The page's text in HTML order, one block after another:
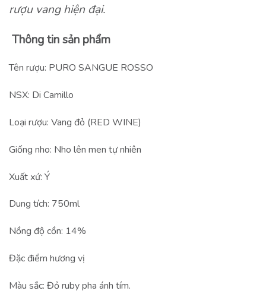
rượu vang hiện đại.
Thông tin sản phẩm
Tên rượu: PURO SANGUE ROSSO
NSX: Di Camillo
Loại rượu: Vang đỏ (RED WINE)
Giống nho: Nho lên men tự nhiên
Xuất xứ: Ý
Dung tích: 750ml
Nồng độ cồn: 14%
Đặc điểm hương vị
Màu sắc: Đỏ ruby pha ánh tím.